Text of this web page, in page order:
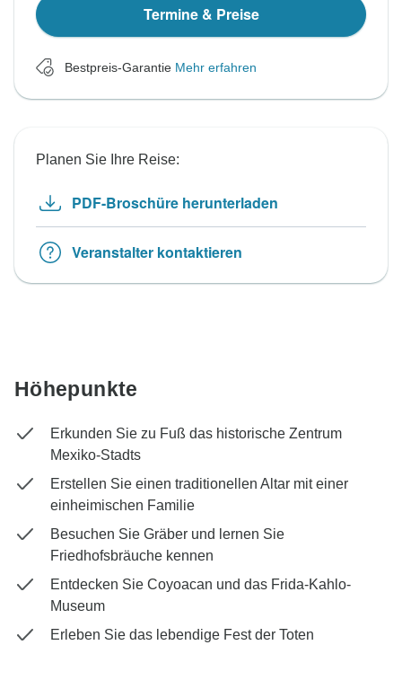
Termine & Preise
Bestpreis-Garantie Mehr erfahren
Planen Sie Ihre Reise:
PDF-Broschüre herunterladen
Veranstalter kontaktieren
Höhepunkte
Erkunden Sie zu Fuß das historische Zentrum
Mexiko-Stadts
Erstellen Sie einen traditionellen Altar mit einer
einheimischen Familie
Besuchen Sie Gräber und lernen Sie
Friedhofsbräuche kennen
Entdecken Sie Coyoacan und das Frida-Kahlo-
Museum
Erleben Sie das lebendige Fest der Toten